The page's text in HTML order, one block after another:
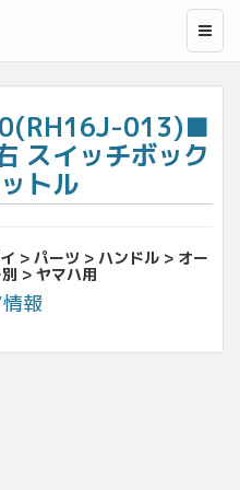
013)■
スイッチボック
トル
> パーツ > ハンドル > オー
> ヤマハ用
報